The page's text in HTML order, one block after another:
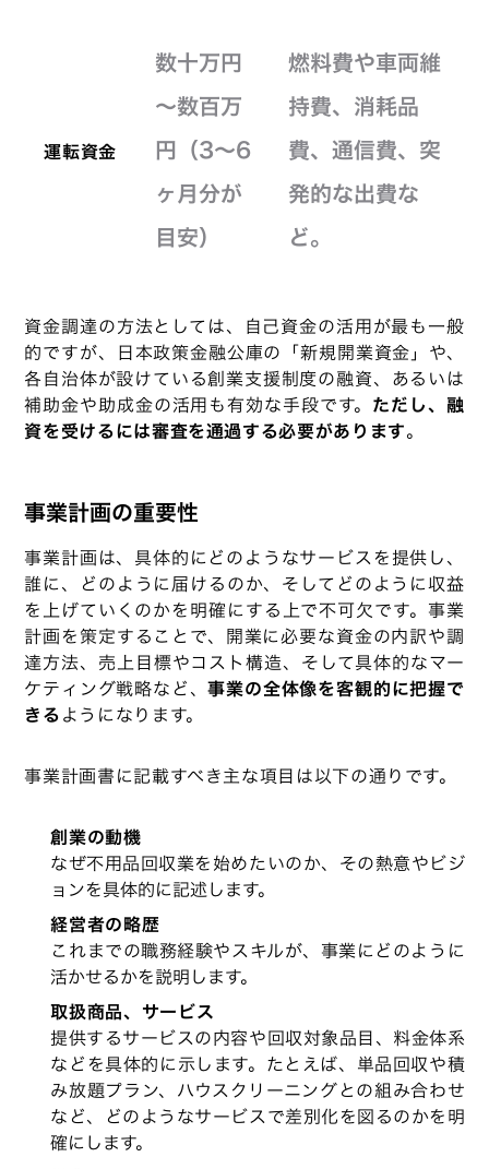
運転資金
数十万円
～数百万
円（3～6
ヶ月分が
目安）
燃料費や車両維
持費、消耗品
費、通信費、突
発的な出費な
ど。
資金調達の方法としては、自己資金の活用が最も一般
的ですが、日本政策金融公庫の「新規開業資金」や、
各自治体が設けている創業支援制度の融資、あるいは
補助金や助成金の活用も有効な手段です。 ただし、融
資を受けるには審査を通過する必要があります。
事業計画の重要性
事業計画は、具体的にどのようなサービスを提供し、
誰に、どのように届けるのか、そしてどのように収益
を上げていくのかを明確にする上で不可欠です。事業
計画を策定することで、開業に必要な資金の内訳や調
達方法、売上目標やコスト構造、そして具体的なマー
ケティング戦略など、事業の全体像を客観的に把握で
きるようになります。
事業計画書に記載すべき主な項目は以下の通りです。
創業の動機
なぜ不用品回収業を始めたいのか、その熱意やビジ
ョンを具体的に記述します。
経営者の略歴
これまでの職務経験やスキルが、事業にどのように
活かせるかを説明します。
取扱商品、サービス
提供するサービスの内容や回収対象品目、料金体系
などを具体的に示します。たとえば、単品回収や積
み放題プラン、ハウスクリーニングとの組み合わせ
など、どのようなサービスで差別化を図るのかを明
確にします。